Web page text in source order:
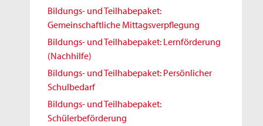
Bildungs- und Teilhabepaket:
Gemeinschaftliche Mittagsverpflegung
Bildungs- und Teilhabepaket: Lernförderung
(Nachhilfe)
Bildungs- und Teilhabepaket: Persönlicher
Schulbedarf
Bildungs- und Teilhabepaket:
Schülerbeförderung